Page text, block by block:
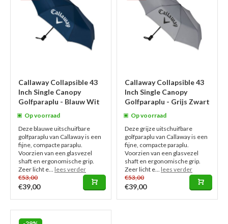
Callaway Collapsible 43
Inch Single Canopy
Golfparaplu - Blauw Wit
Op voorraad
Deze blauwe uitschuifbare
golfparaplu van Callaway is een
fijne, compacte paraplu.
Voorzien van een glasvezel
shaft en ergonomische grip.
Zeer licht e... lees verder
€53,00
€39,00
Callaway Collapsible 43
Inch Single Canopy
Golfparaplu - Grijs Zwart
Op voorraad
Deze grijze uitschuifbare
golfparaplu van Callaway is een
fijne, compacte paraplu.
Voorzien van een glasvezel
shaft en ergonomische grip.
Zeer licht e... lees verder
€53,00
€39,00